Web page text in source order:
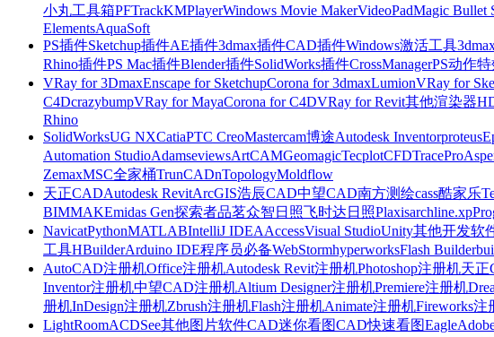
小丸工具箱PFTrackKMPlayerWindows Movie MakerVideoPadMagic Bullet
ElementsAquaSoft
PS插件Sketchup插件AE插件3dmax插件CAD插件Windows激活工具
Rhino插件PS Mac插件Blender插件SolidWorks插件CrossManagerPS动作特
VRay for 3DmaxEnscape for SketchupCorona for 3dmaxLumionVRay for
C4DcrazybumpVRay for MayaCorona for C4DVRay for Revit其他渲染器
Rhino
SolidWorksUG NXCatiaPTC CreoMastercam博途Autodesk Inventorproteus
Automation StudioAdamseviewsArtCAMGeomagicTecplotCFDTracePro
ZemaxMSC全家桶TrunCADnTopologyMoldflow
天正CADAutodesk RevitArcGIS浩辰CAD中望CAD南方测绘cass酷家乐
BIMMAKEmidas Gen探索者品茗众智日照飞时达日照Plaxisarchline.xp
NavicatPythonMATLABIntelliJ IDEAAccessVisual StudioUnity其他开发软
工具HBuilderArduino IDE程序员必备WebStormhyperworksFlash Builder
AutoCAD注册机Office注册机Autodesk Revit注册机Photoshop注册机天正
Inventor注册机中望CAD注册机Altium Designer注册机Premiere注册机
册机InDesign注册机Zbrush注册机Flash注册机Animate注册机Fireworks注
LightRoomACDSee其他图片软件CAD迷你看图CAD快速看图Eagle